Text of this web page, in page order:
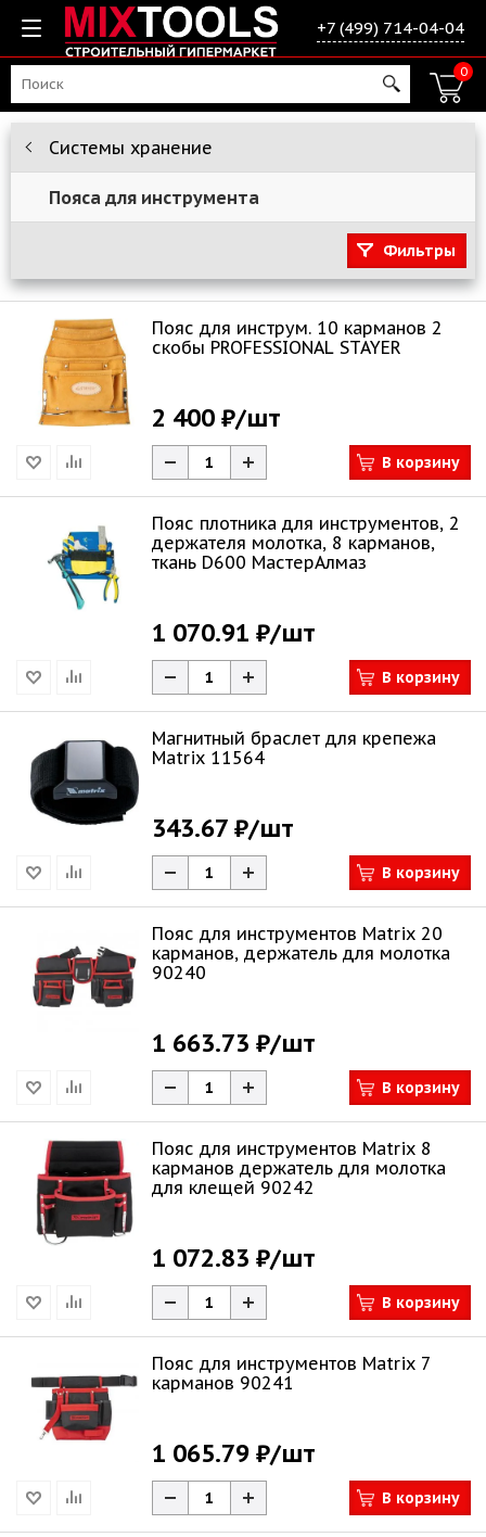
+7 (499) 714-04-04
0
Системы хранение
Пояса для инструмента
Фильтры
Пояс для инструм. 10 карманов 2
скобы PROFESSIONAL STAYER
2 400 ₽/шт
В корзину
Пояс плотника для инструментов, 2
держателя молотка, 8 карманов,
ткань D600 МастерАлмаз
1 070.91 ₽/шт
В корзину
Магнитный браслет для крепежа
Matrix 11564
343.67 ₽/шт
В корзину
Пояс для инструментов Matrix 20
карманов, держатель для молотка
90240
1 663.73 ₽/шт
В корзину
Пояс для инструментов Matrix 8
карманов держатель для молотка
для клещей 90242
1 072.83 ₽/шт
В корзину
Пояс для инструментов Matrix 7
карманов 90241
1 065.79 ₽/шт
В корзину